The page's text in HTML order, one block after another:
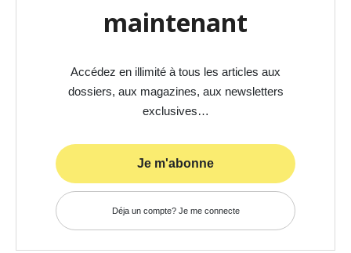
maintenant
Accédez en illimité à tous les articles aux
dossiers, aux magazines, aux newsletters
exclusives…
Je m'abonne
Déja un compte? Je me connecte